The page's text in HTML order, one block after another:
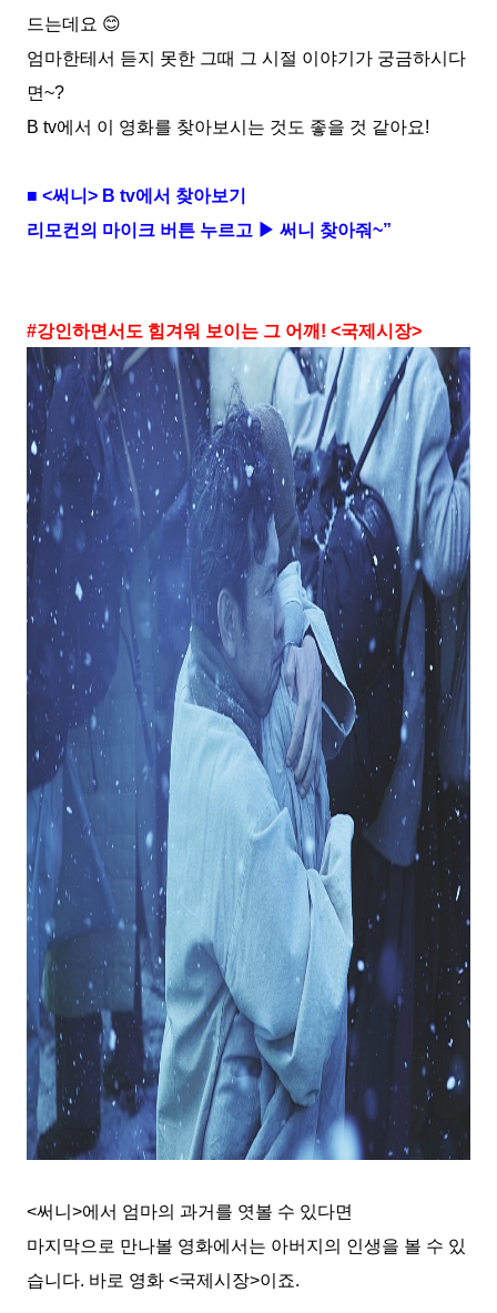
드는데요 😊
엄마한테서 듣지 못한 그때 그 시절 이야기가 궁금하시다
면~?
B tv에서 이 영화를 찾아보시는 것도 좋을 것 같아요!
■ <써니 > B tv에서 찾아보기
리모컨의 마이크 버튼 누르고 ▶ 써니 찾아줘~”
#강인하면서도 힘겨워 보이는 그 어깨 ! <국제시장>
<써니 >에서 엄마의 과거를 엿볼 수 있다면
마지막으로 만나볼 영화에서는 아버지의 인생을 볼 수 있
습니다. 바로 영화 <국제시장>이죠.